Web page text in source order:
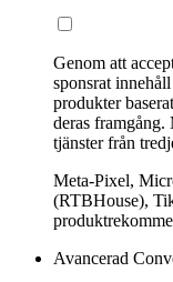
Genom att
sponsrat
produkter
deras
tjänster från
Meta-Pixel,
(RTBHouse),
Avancerad